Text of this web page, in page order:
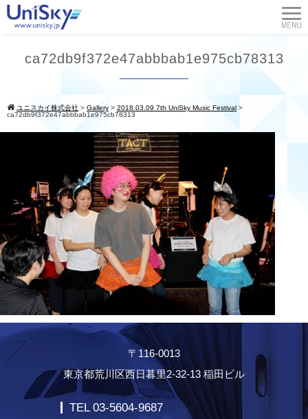
ca72db9f372e47abbbab1e975cb78313
ユニスカイ株式会社 > Gallery > 2018.03.09 7th UniSky Music Festival >
ca72db9f372e47abbbab1e975cb78313
〒116-0013
東京都荒川区西日暮里2-32-13 稲田ビル
TEL 03-5604-9687